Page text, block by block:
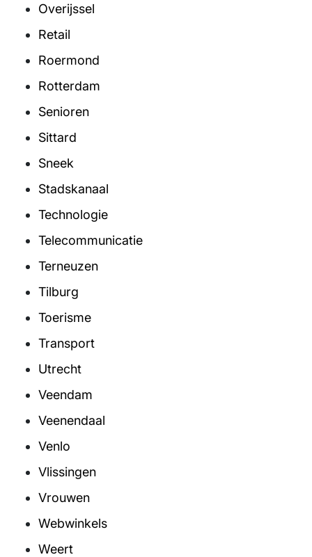
Overijssel
Retail
Roermond
Rotterdam
Senioren
Sittard
Sneek
Stadskanaal
Technologie
Telecommunicatie
Terneuzen
Tilburg
Toerisme
Transport
Utrecht
Veendam
Veenendaal
Venlo
Vlissingen
Vrouwen
Webwinkels
Weert